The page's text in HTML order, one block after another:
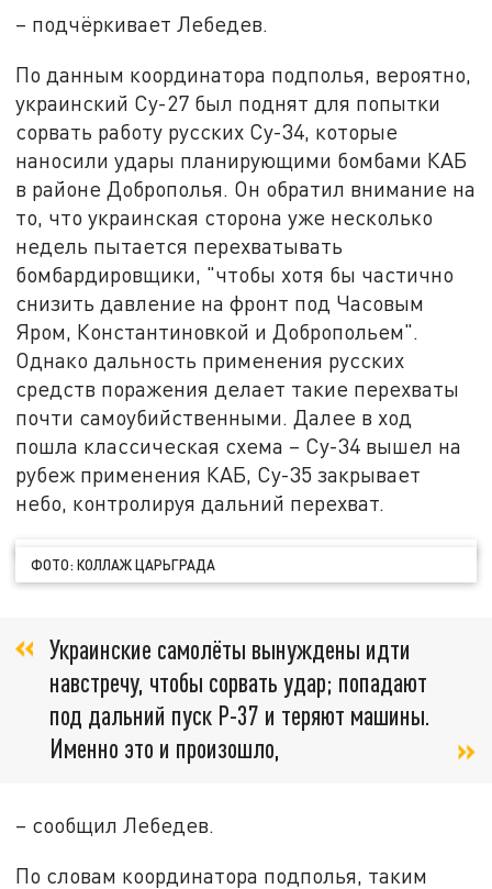
– подчёркивает Лебедев.
По данным координатора подполья, вероятно,
украинский Су-27 был поднят для попытки
сорвать работу русских Су-34, которые
наносили удары планирующими бомбами КАБ
в районе Доброполья. Он обратил внимание на
то, что украинская сторона уже несколько
недель пытается перехватывать
бомбардировщики, "чтобы хотя бы частично
снизить давление на фронт под Часовым
Яром, Константиновкой и Добропольем".
Однако дальность применения русских
средств поражения делает такие перехваты
почти самоубийственными. Далее в ход
пошла классическая схема – Су-34 вышел на
рубеж применения КАБ, Су-35 закрывает
небо, контролируя дальний перехват.
ФОТО: КОЛЛАЖ ЦАРЬГРАДА
Украинские самолёты вынуждены идти
навстречу, чтобы сорвать удар; попадают
под дальний пуск Р-37 и теряют машины.
Именно это и произошло,
– сообщил Лебедев.
По словам координатора подполья, таким